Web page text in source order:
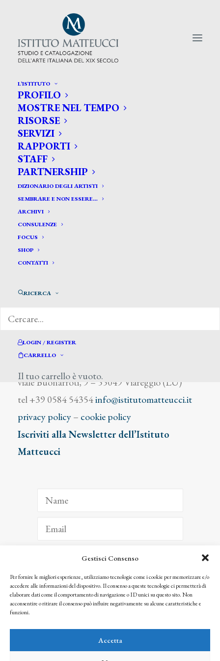
Gestisci Consenso
Per fornire le migliori esperienze, utilizziamo tecnologie come i cookie per memorizzare e/o
accedere alle informazioni del dispositivo. Il consenso a queste tecnologie ci permetterà di
elaborare dati come il comportamento di navigazione o ID unici su questo sito. Non
acconsentire o ritirare il consenso può influire negativamente su alcune caratteristiche e
funzioni.
Accetta
L’ISTITUTO
PROFILO
MOSTRE NEL TEMPO
RISORSE
SERVIZI
RAPPORTI
STAFF
PARTNERSHIP
DIZIONARIO DEGLI ARTISTI
SEMBRARE E NON ESSERE…
ARCHIVI
CONSULENZE
FOCUS
SHOP
CONTATTI
RICERCA
LOGIN / REGISTER
CARRELLO
Il tuo carrello è vuoto.
CERCA TRA GLI ARTISTI:
Search
for:
Galeota Capece Russo Luigi
viale Buonarroti, 9 – 55049 Viareggio (LU)
tel +39 0584 54354info@istitutomatteucci.it
privacy policy– cookie policy
Iscriviti alla Newsletter dell’Istituto
Matteucci
ISCRIVITI
Facendo clic per iscriverti, riconosci che le tue informazioni saranno trattate
seguendo la nostra Privacy Policy
© 2025 Istituto Matteucci. All right reserved
l’autorizzazione scritta dei proprietari dei diritti e dell’Istituto Matteucci